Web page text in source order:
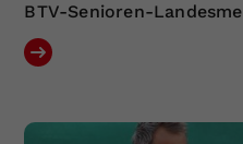
BTV-Senioren-